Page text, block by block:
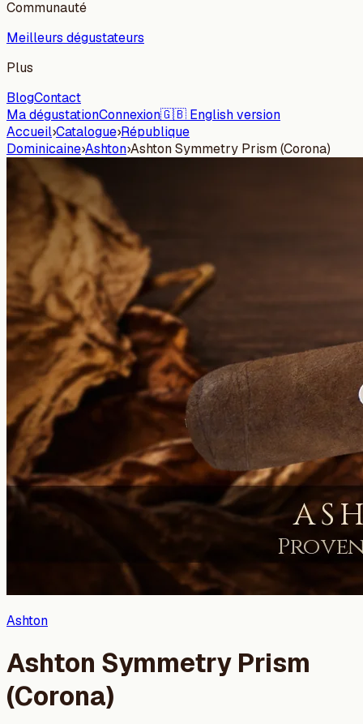
Communauté
Meilleurs dégustateurs
Plus
BlogContact
Ma dégustationConnexion🇬🇧 English version
Accueil›Catalogue›République
Dominicaine›Ashton›Ashton Symmetry Prism (Corona)
Ashton
Ashton Symmetry Prism
(Corona)